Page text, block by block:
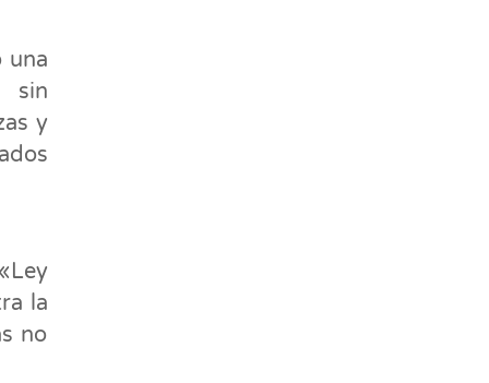
una
sin
y
la
no